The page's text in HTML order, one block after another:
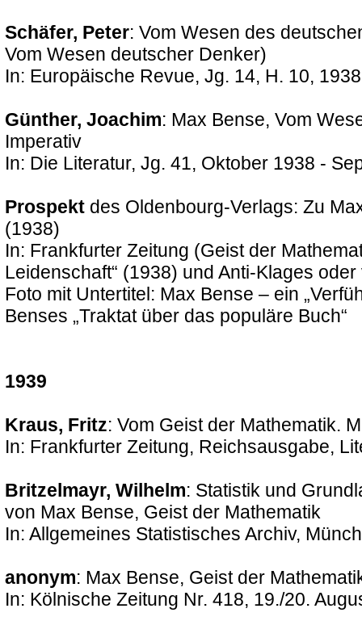
Schäfer, Peter: Vom Wesen des
Vom Wesen deutscher Denker)
In: Europäische Revue, Jg. 14, H. 10,
Günther, Joachim: Max Bense, Vom
Imperativ
In: Die Literatur, Jg. 41, Oktober 1938 -
Prospekt des Oldenbourg-Verlags: Zu
(1938)
In: Frankfurter Zeitung (Geist der
Leidenschaft“ (1938) und Anti-Klages
Foto mit Untertitel: Max Bense – ein
Benses „Traktat über das populäre Buch“
1939
Kraus, Fritz: Vom Geist der Mathematik.
In: Frankfurter Zeitung, Reichsausgabe,
Britzelmayr, Wilhelm: Statistik und
von Max Bense, Geist der Mathematik
In: Allgemeines Statistisches Archiv,
anonym: Max Bense, Geist der
In: Kölnische Zeitung Nr. 418, 19./20.